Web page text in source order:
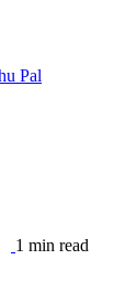
Pal
1 min read